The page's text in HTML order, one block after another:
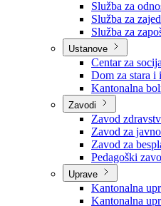
Službe
Služba za
Služba za
Služba za
Ustanove
Centar za
Dom za stara i
Kantonalna
Zavodi
Zavod
Zavod za javno
Zavod za
Pedagoški